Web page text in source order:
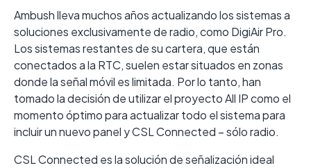
Ambush lleva muchos años actualizando los sistemas a
soluciones exclusivamente de radio, como DigiAir Pro.
Los sistemas restantes de su cartera, que están
conectados a la RTC, suelen estar situados en zonas
donde la señal móvil es limitada. Por lo tanto, han
tomado la decisión de utilizar el proyecto All IP como el
momento óptimo para actualizar todo el sistema para
incluir un nuevo panel y CSL Connected – sólo radio.
CSL Connected es la solución de señalización ideal